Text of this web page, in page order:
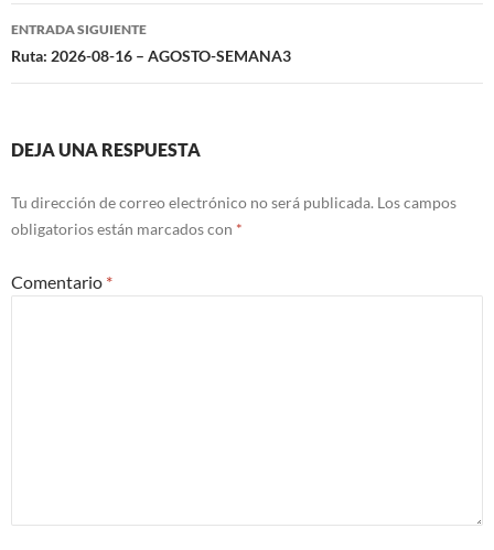
entradas
ENTRADA SIGUIENTE
Ruta: 2026-08-16 – AGOSTO-SEMANA3
DEJA UNA RESPUESTA
Tu dirección de correo electrónico no será publicada. Los campos
obligatorios están marcados con *
Comentario *